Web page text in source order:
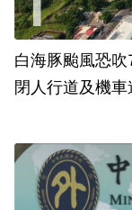
白海豚颱風恐
閉人行道及機車